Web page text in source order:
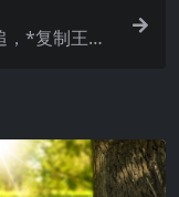
*复制王道